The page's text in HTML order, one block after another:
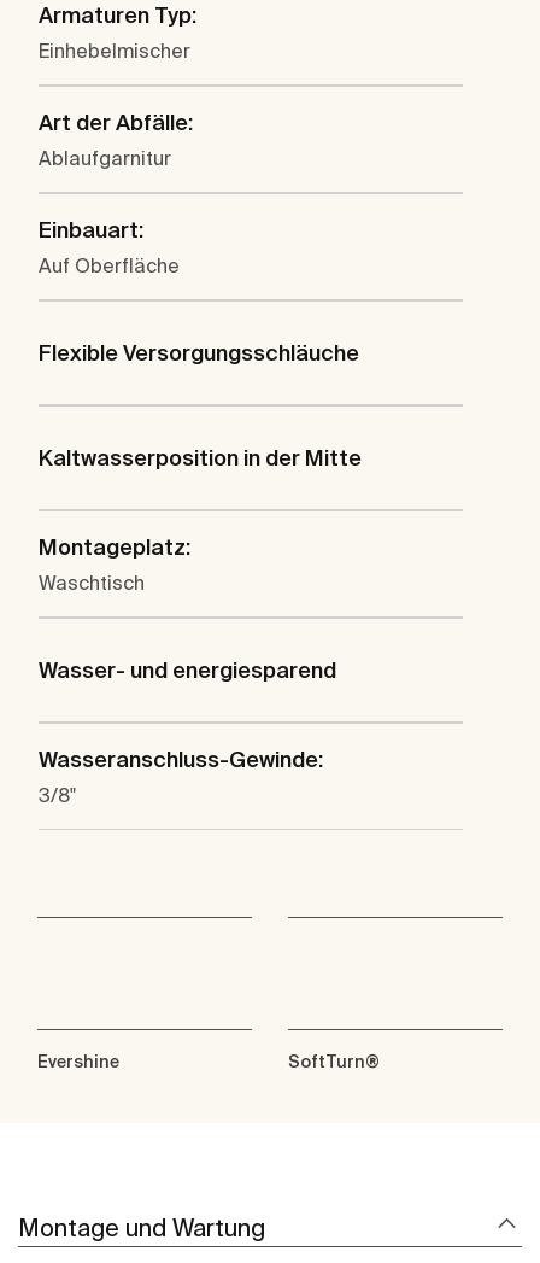
Armaturen Typ:
Einhebelmischer
Art der Abfälle:
Ablaufgarnitur
Einbauart:
Auf Oberfläche
Flexible Versorgungsschläuche
Kaltwasserposition in der Mitte
Montageplatz:
Waschtisch
Wasser- und energiesparend
Wasseranschluss-Gewinde:
3/8"
Evershine SoftTurn®
Montage und Wartung